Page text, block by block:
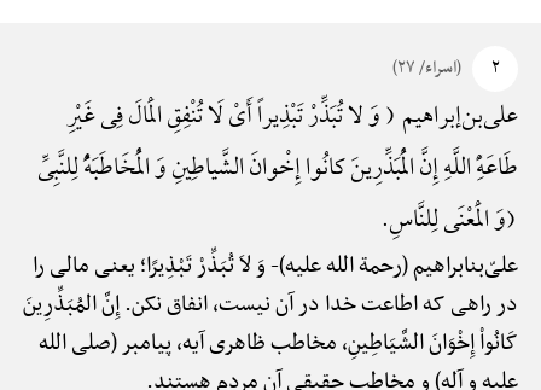
۲ (اسراء/ ۲۷)
علی‌بن‌إبراهیم ( وَ لا تُبَذِّرْ تَبْذِیراً أَیْ لَا تُنْفِقِ الْمَالَ فِی غَیْرِ
طَاعَهًِْ اللَّهِ إِنَّ الْمُبَذِّرِینَ کانُوا إِخْوانَ الشَّیاطِینِ وَ الْمُخَاطَبَهًُْ لِلنَّبِیِّ
(وَ الْمَعْنَی لِلنَّاسِ.
علیّ‌بن‎ابراهیم (رحمة الله علیه)-
وَ لاَ تُبَذِّرْ تَبْذِیرًا؛ یعنی مالی را
در راهی که اطاعت خدا در آن نیست، انفاق نکن. إِنَّ المُبَذِّرِینَ
کَانُواْ إِخْوَانَ الشَّیَاطِینِ، مخاطب ظاهری آیه، پیامبر (صلی الله
علیه و آله) و مخاطب حقیقی آن مردم هستند.